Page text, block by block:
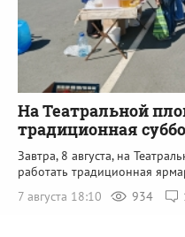
На Театральной
традиционная
Завтра, 8 августа, на
работать традиционная
7 августа 18:10
934